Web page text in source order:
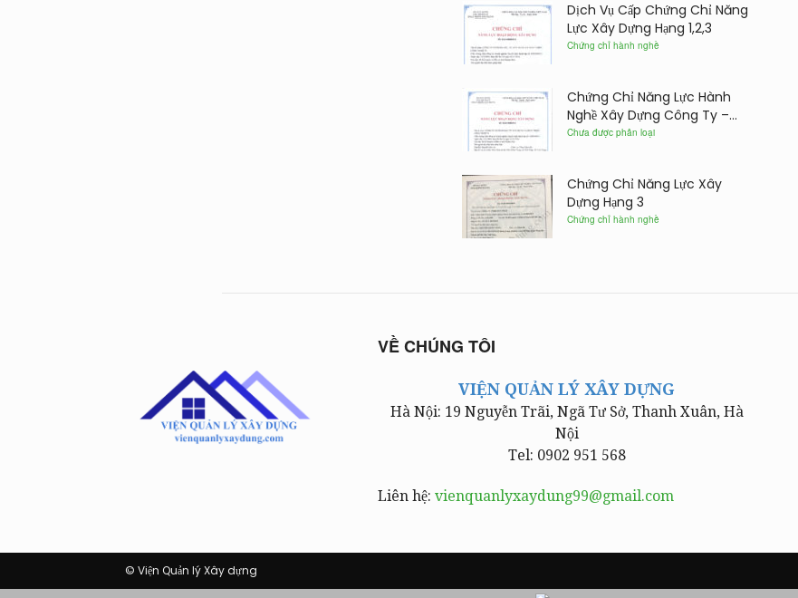
Dịch Vụ Cấp Chứng Chỉ Năng
Lực Xây Dựng Hạng 1,2,3
Chứng chỉ hành nghề
Chứng Chỉ Năng Lực Hành
Nghề Xây Dựng Công Ty –...
Chưa được phân loại
Chứng Chỉ Năng Lực Xây
Dựng Hạng 3
Chứng chỉ hành nghề
VỀ CHÚNG TÔI
VIỆN QUẢN LÝ XÂY DỰNG
Hà Nội: 19 Nguyễn Trãi, Ngã Tư Sở, Thanh Xuân, Hà
Nội
Tel: 0902 951 568
Liên hệ: vienquanlyxaydung99@gmail.com
© Viện Quản lý Xây dựng